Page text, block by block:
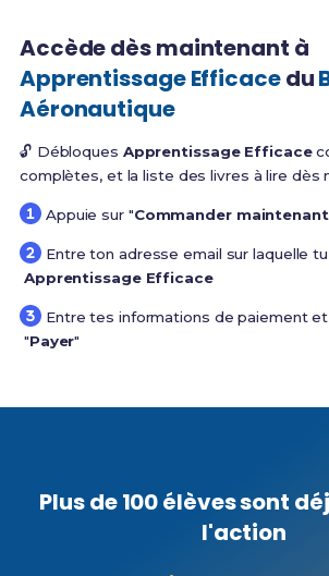
Accède dès maintenant à
Apprentissage Efficacedu
Aéronautique
🔓 Débloques Apprentissage Efficace
complètes, et la liste des livres à lire dès
Appuie sur "Commander maintenant
Entre ton adresse email sur laquelle
Apprentissage Efficace
Entre tes informations de paiement
"Payer"
Plus de 100 élèves sont
l'action